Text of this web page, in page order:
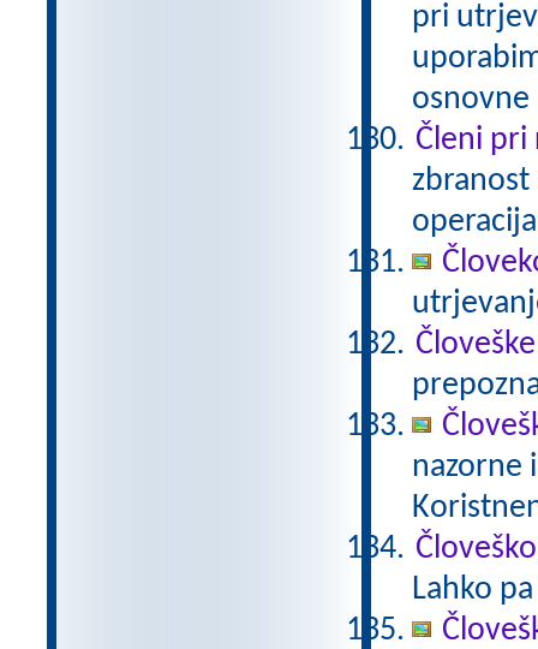
pri
osnovne
Členi pri
zbranost
nazorne
Lahko